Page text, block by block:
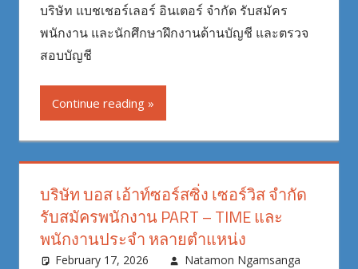
บริษัท แบชเชอร์เลอร์ อินเตอร์ จำกัด รับสมัคร
พนักงาน และนักศึกษาฝึกงานด้านบัญชี และตรวจ
สอบบัญชี
Continue reading
บริษัท บอส เอ้าท์ซอร์สซิ่ง เซอร์วิส จำกัด
รับสมัครพนักงาน PART – TIME และ
พนักงานประจำ หลายตำแหน่ง
February 17, 2026
Natamon Ngamsanga